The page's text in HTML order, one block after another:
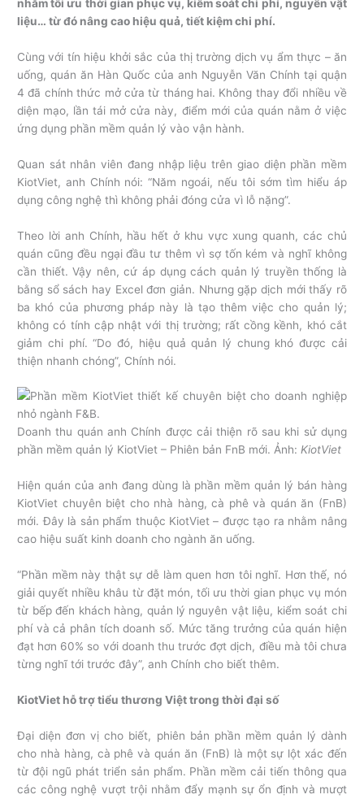
nhằm tối ưu thời gian phục vụ, kiểm soát chi phí, nguyên vật
liệu… từ đó nâng cao hiệu quả, tiết kiệm chi phí.
Cùng với tín hiệu khởi sắc của thị trường dịch vụ ẩm thực – ăn
uống, quán ăn Hàn Quốc của anh Nguyễn Văn Chính tại quận
4 đã chính thức mở cửa từ tháng hai. Không thay đổi nhiều về
diện mạo, lần tái mở cửa này, điểm mới của quán nằm ở việc
ứng dụng phần mềm quản lý vào vận hành.
Quan sát nhân viên đang nhập liệu trên giao diện phần mềm
KiotViet, anh Chính nói: “Năm ngoái, nếu tôi sớm tìm hiểu áp
dụng công nghệ thì không phải đóng cửa vì lỗ nặng”.
Theo lời anh Chính, hầu hết ở khu vực xung quanh, các chủ
quán cũng đều ngại đầu tư thêm vì sợ tốn kém và nghĩ không
cần thiết. Vậy nên, cứ áp dụng cách quản lý truyền thống là
bằng sổ sách hay Excel đơn giản. Nhưng gặp dịch mới thấy rõ
ba khó của phương pháp này là tạo thêm việc cho quản lý;
không có tính cập nhật với thị trường; rất cồng kềnh, khó cắt
giảm chi phí. “Do đó, hiệu quả quản lý chung khó được cải
thiện nhanh chóng”, Chính nói.
Doanh thu quán anh Chính được cải thiện rõ sau khi sử dụng
phần mềm quản lý KiotViet – Phiên bản FnB mới. Ảnh:KiotViet
Hiện quán của anh đang dùng là phần mềm quản lý bán hàng
KiotViet chuyên biệt cho nhà hàng, cà phê và quán ăn (FnB)
mới. Đây là sản phẩm thuộc KiotViet – được tạo ra nhằm nâng
cao hiệu suất kinh doanh cho ngành ăn uống.
“Phần mềm này thật sự dễ làm quen hơn tôi nghĩ. Hơn thế, nó
giải quyết nhiều khâu từ đặt món, tối ưu thời gian phục vụ món
từ bếp đến khách hàng, quản lý nguyên vật liệu, kiểm soát chi
phí và cả phân tích doanh số. Mức tăng trưởng của quán hiện
đạt hơn 60% so với doanh thu trước đợt dịch, điều mà tôi chưa
từng nghĩ tới trước đây”, anh Chính cho biết thêm.
KiotViet hỗ trợ tiểu thương Việt trong thời đại số
Đại diện đơn vị cho biết, phiên bản phần mềm quản lý dành
cho nhà hàng, cà phê và quán ăn (FnB) là một sự lột xác đến
từ đội ngũ phát triển sản phẩm. Phần mềm cải tiến thông qua
các công nghệ vượt trội nhằm đẩy mạnh sự ổn định và mượt